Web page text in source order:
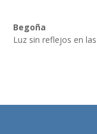
Begoña
Luz sin reflejos en